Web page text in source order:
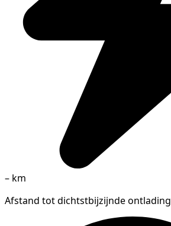
– km
Afstand tot dichtstbijzijnde ontlading